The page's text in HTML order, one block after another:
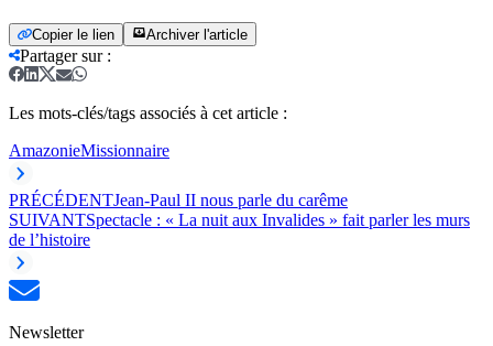
Copier le lien Archiver l'article
Partager sur:
Les mots-clés/tags associés à cet article :
AmazonieMissionnaire
PRÉCÉDENTJean-Paul II nous parle du carême
SUIVANTSpectacle : « La nuit aux Invalides » fait parler les murs
de l’histoire
Newsletter